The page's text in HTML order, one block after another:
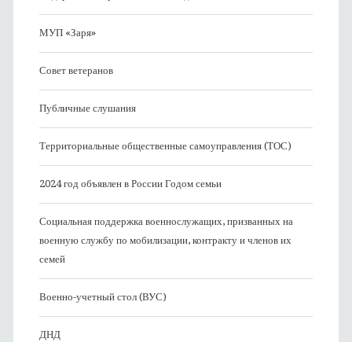
МУП «Заря»
Совет ветеранов
Публичные слушания
Территориальные общественные самоуправления (ТОС)
2024 год объявлен в России Годом семьи
Социальная поддержка военнослужащих, призванных на
военную службу по мобилизации, контракту и членов их
семей
Военно-учетный стол (ВУС)
ДНД